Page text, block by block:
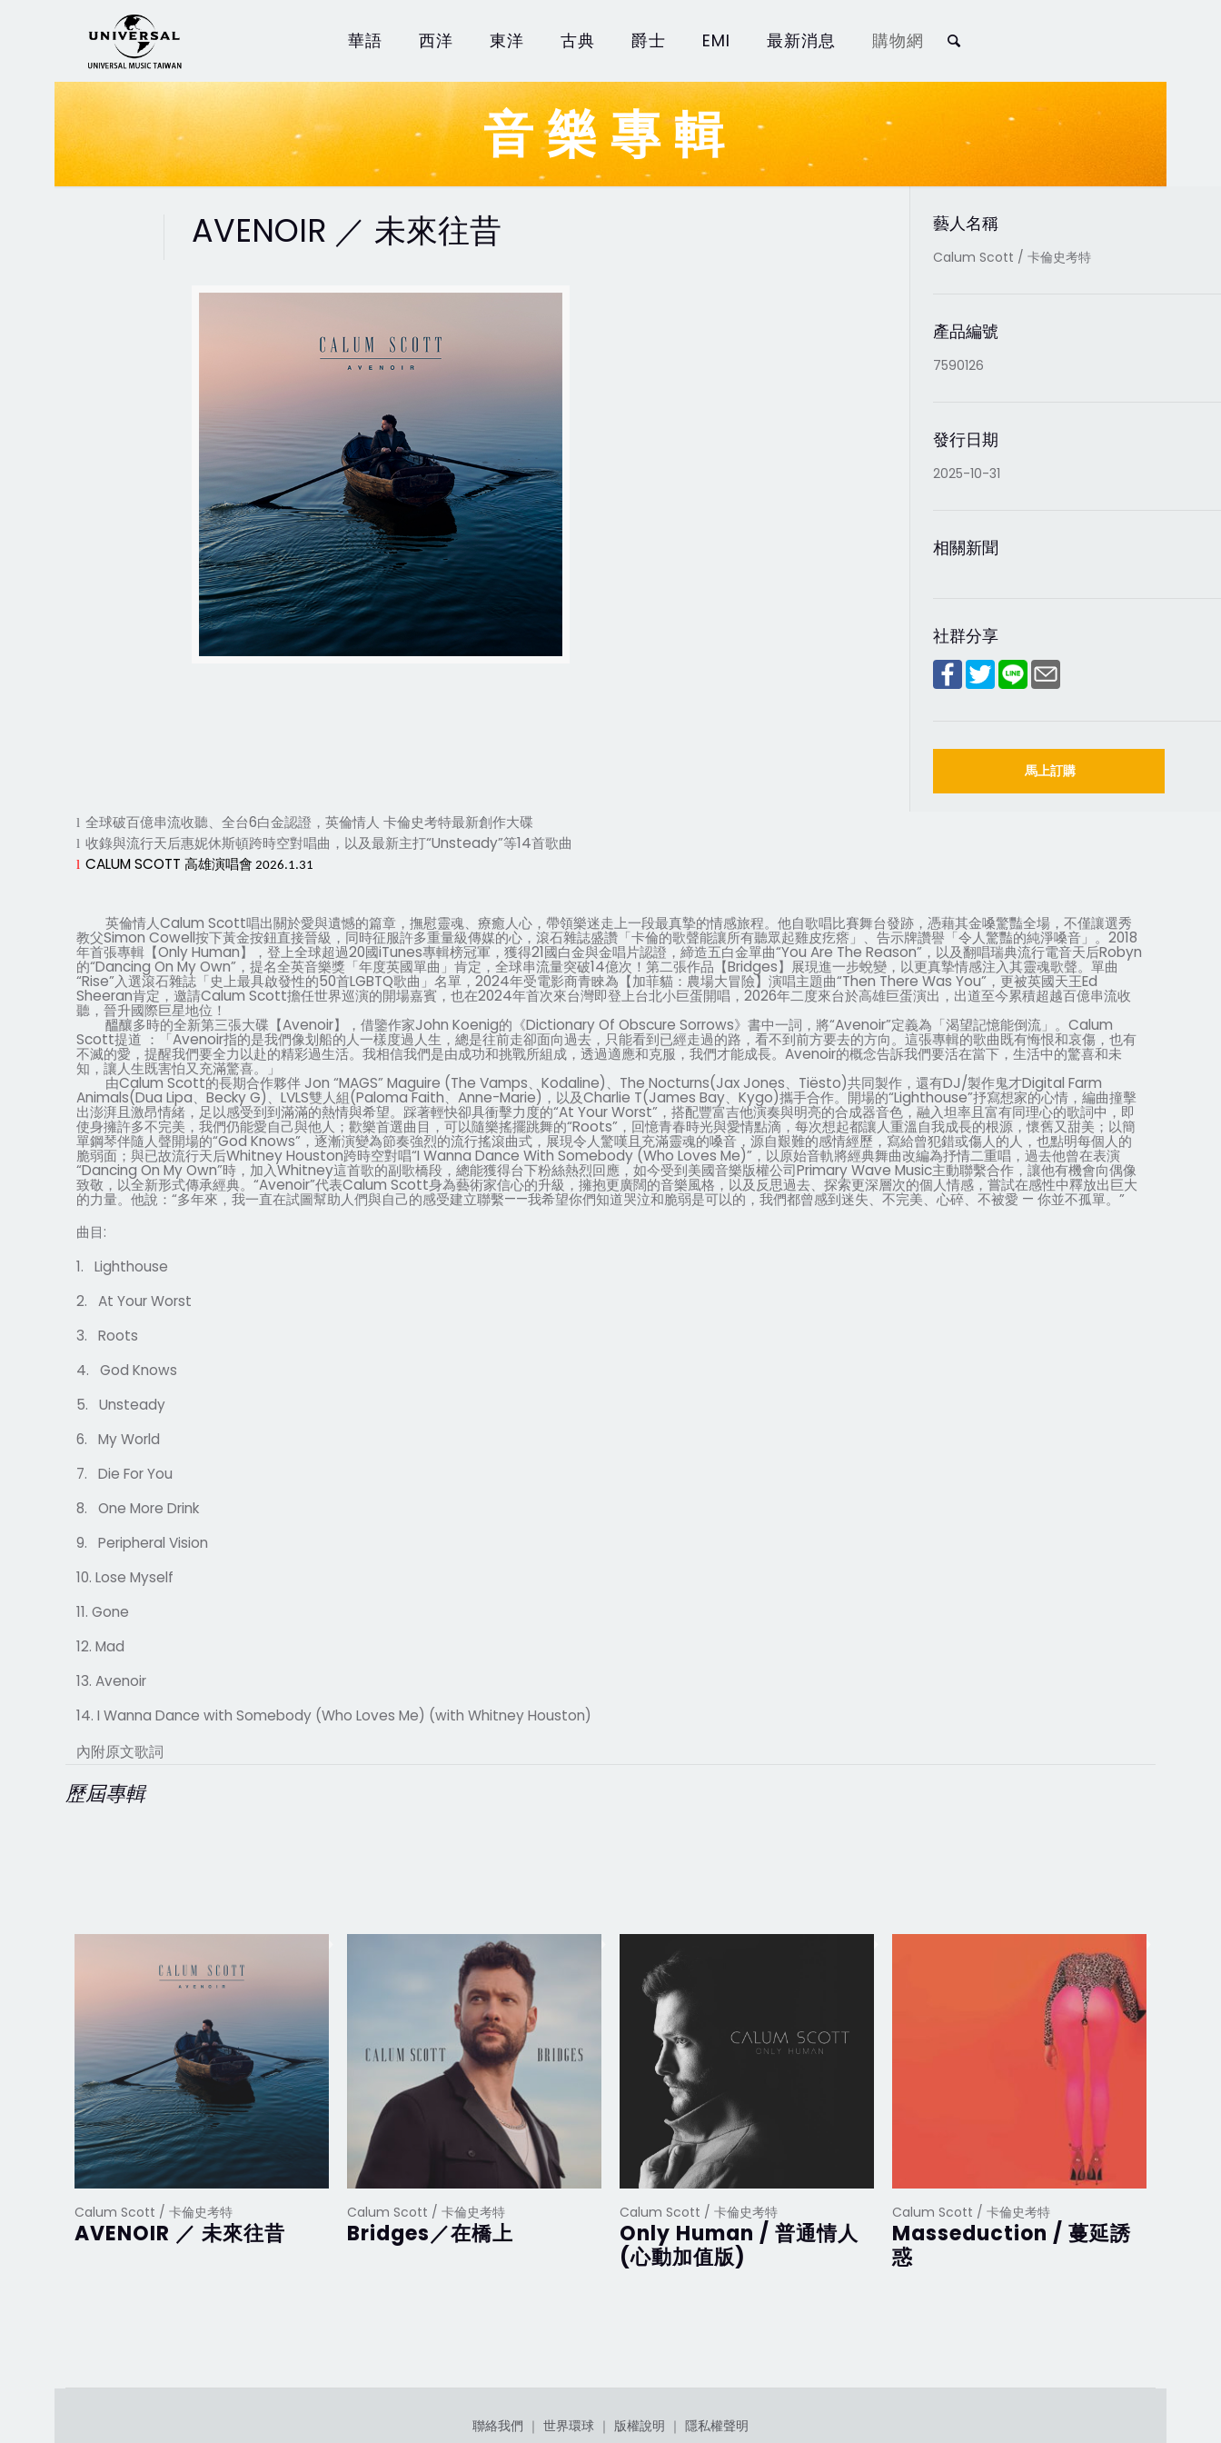
華語 西洋 東洋 古典 爵士 EMI 最新消息 購物網
音樂專輯
AVENOIR ／ 未來往昔 藝人名稱
Calum Scott / 卡倫史考特
產品編號
7590126
發行日期
2025-10-31
相關新聞
社群分享
馬上訂購
l 全球破百億串流收聽、全台6白金認證，英倫情人 卡倫史考特最新創作大碟
l 收錄與流行天后惠妮休斯頓跨時空對唱曲，以及最新主打“Unsteady”等14首歌曲
l CALUM SCOTT 高雄演唱會 2026.1.31
英倫情人Calum Scott唱出關於愛與遺憾的篇章，撫慰靈魂、療癒人心，帶領樂迷走上一段最真摯的情感旅程。他自歌唱比賽舞台發跡，憑藉其金嗓驚豔全場，不僅讓選秀
教父Simon Cowell按下黃金按鈕直接晉級，同時征服許多重量級傳媒的心，滾石雜誌盛讚「卡倫的歌聲能讓所有聽眾起雞皮疙瘩」、告示牌讚譽「令人驚豔的純淨嗓音」。 2018
年首張專輯【Only Human】，登上全球超過20國iTunes專輯榜冠軍，獲得21國白金與金唱片認證，締造五白金單曲“You Are The Reason” ，以及翻唱瑞典流行電音天后Robyn
的“Dancing On My Own” ，提名全英音樂獎「年度英國單曲」肯定，全球串流量突破14億次！第二張作品【Bridges】展現進一步蛻變，以更真摯情感注入其靈魂歌聲。單曲
“Rise”入選滾石雜誌「史上最具啟發性的50首LGBTQ歌曲」名單， 2024年受電影商青睞為【加菲貓：農場大冒險】演唱主題曲“Then There Was You” ，更被英國天王Ed
Sheeran肯定，邀請Calum Scott擔任世界巡演的開場嘉賓，也在2024年首次來台灣即登上台北小巨蛋開唱， 2026年二度來台於高雄巨蛋演出，出道至今累積超越百億串流收
聽，晉升國際巨星地位！
醞釀多時的全新第三張大碟【Avenoir】，借鑒作家John Koenig的《Dictionary Of Obscure Sorrows》書中一詞，將“Avenoir”定義為「渴望記憶能倒流」。 Calum
Scott提道 ：「Avenoir指的是我們像划船的人一樣度過人生，總是往前走卻面向過去，只能看到已經走過的路，看不到前方要去的方向。這張專輯的歌曲既有悔恨和哀傷，也有
不滅的愛，提醒我們要全力以赴的精彩過生活。我相信我們是由成功和挑戰所組成，透過適應和克服，我們才能成長。 Avenoir的概念告訴我們要活在當下，生活中的驚喜和未
知，讓人生既害怕又充滿驚喜。」
由Calum Scott的長期合作夥伴Jon “MAGS” Maguire (The Vamps、 Kodaline)、 The Nocturns(Jax Jones、 Tiësto)共同製作，還有DJ/製作鬼才Digital Farm
Animals(Dua Lipa、 Becky G)、 LVLS雙人組(Paloma Faith、 Anne-Marie) ，以及Charlie T(James Bay、 Kygo)攜手合作。開場的“Lighthouse”抒寫想家的心情，編曲撞擊
出澎湃且激昂情緒，足以感受到到滿滿的熱情與希望。踩著輕快卻具衝擊力度的“At Your Worst” ，搭配豐富吉他演奏與明亮的合成器音色，融入坦率且富有同理心的歌詞中，即
使身擁許多不完美，我們仍能愛自己與他人；歡樂首選曲目，可以隨樂搖擺跳舞的“Roots” ，回憶青春時光與愛情點滴，每次想起都讓人重溫自我成長的根源，懷舊又甜美；以簡
單鋼琴伴隨人聲開場的“God Knows” ，逐漸演變為節奏強烈的流行搖滾曲式，展現令人驚嘆且充滿靈魂的嗓音，源自艱難的感情經歷，寫給曾犯錯或傷人的人，也點明每個人的
脆弱面；與已故流行天后Whitney Houston跨時空對唱“I Wanna Dance With Somebody (Who Loves Me)” ，以原始音軌將經典舞曲改編為抒情二重唱，過去他曾在表演
“Dancing On My Own”時，加入Whitney這首歌的副歌橋段，總能獲得台下粉絲熱烈回應，如今受到美國音樂版權公司Primary Wave Music主動聯繫合作，讓他有機會向偶像
致敬，以全新形式傳承經典。 “Avenoir”代表Calum Scott身為藝術家信心的升級，擁抱更廣闊的音樂風格，以及反思過去、探索更深層次的個人情感，嘗試在感性中釋放出巨大
的力量。他說： “多年來，我一直在試圖幫助人們與自己的感受建立聯繫——我希望你們知道哭泣和脆弱是可以的，我們都曾感到迷失、不完美、心碎、不被愛 — 你並不孤單。 ”
曲目:
1.
Lighthouse
2.
At Your Worst
3.
Roots
4.
God Knows
5.
Unsteady
6.
My World
7.
Die For You
8.
One More Drink
9.
Peripheral Vision
10. Lose Myself
11. Gone
12. Mad
13. Avenoir
14. I Wanna Dance with Somebody (Who Loves Me) (with Whitney Houston)
內附原文歌詞
歷屆專輯
Calum Scott / 卡倫史考特
AVENOIR ／ 未來往昔
Calum Scott / 卡倫史考特
Bridges／在橋上
Calum Scott / 卡倫史考特
Only Human / 普通情人
(心動加值版)
Calum Scott / 卡倫史考特
Masseduction / 蔓延誘
惑
聯絡我們 ｜ 世界環球｜ 版權說明 ｜ 隱私權聲明